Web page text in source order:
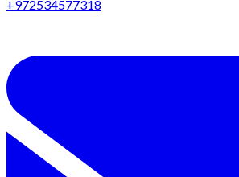
+972534577318